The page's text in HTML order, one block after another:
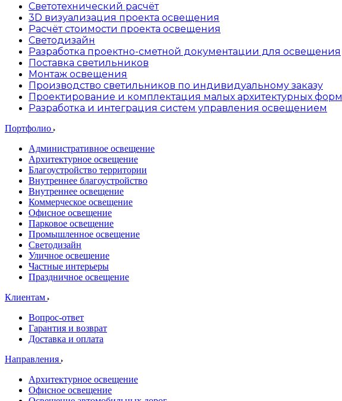
Светотехнический расчёт
3D визуализация проекта освещения
Расчёт стоимости проекта освещения
Светодизайн
Разработка проектно-сметной документации для освещения
Поставка светильников
Монтаж освещения
Производство светильников по индивидуальному заказу
Проектирование и комплектация малых архитектурных форм
Разработка и интеграция систем управления освещением
Портфолио
Административное освещение
Архитектурное освещение
Благоустройство территории
Внутреннее благоустройство
Внутреннее освещение
Коммерческое освещение
Офисное освещение
Парковое освещение
Промышленное освещение
Светодизайн
Уличное освещение
Частные интерьеры
Праздничное освещение
Клиентам
Вопрос-ответ
Гарантия и возврат
Доставка и оплата
Направления
Архитектурное освещение
Офисное освещение